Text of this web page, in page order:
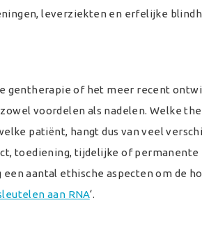
leverziekten en erfelijke
gentherapie of het meer recent
voordelen als nadelen. Welke
patiënt, hangt dus van veel
toediening, tijdelijke of permanente
aantal ethische aspecten om de
aan RNA‘.